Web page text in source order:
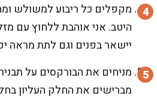
מקפלים כל ריבוע למשולש
היטב. אני אוהבת ללחוץ עם
יישאר בפנים וגם לתת מראה
מניחים את הבורקסים על
מברישים את החלק העליון